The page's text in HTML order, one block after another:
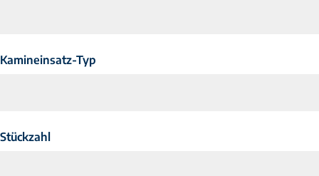
Kamineinsatz-Typ
Stückzahl